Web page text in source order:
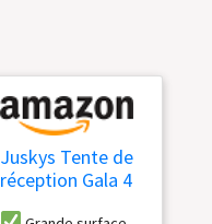
Juskys Tente de
réception Gala 4